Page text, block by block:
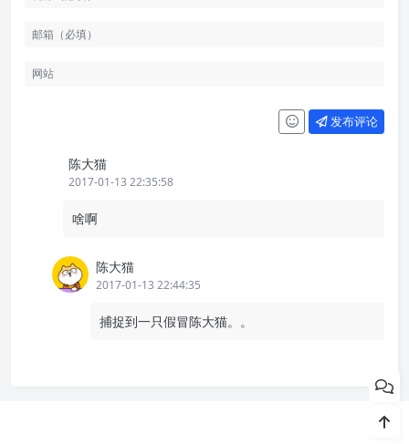
发布评论
陈大猫
2017-01-13 22:35:58
啥啊
陈大猫
2017-01-13 22:44:35
捕捉到一只假冒陈大猫。。